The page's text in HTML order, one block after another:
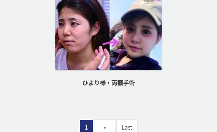
ひより様・両顎手術
1 » Last